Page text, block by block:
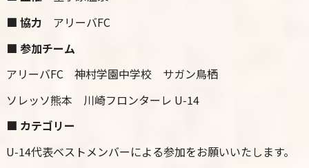
■ 協力 アリーバFC
■ 参加チーム
アリーバFC 神村学園中学校 サガン鳥栖
ソレッソ熊本 川崎フロンターレ U‑14
■ カテゴリー
U‑14代表ベストメンバーによる参加をお願いいたします。